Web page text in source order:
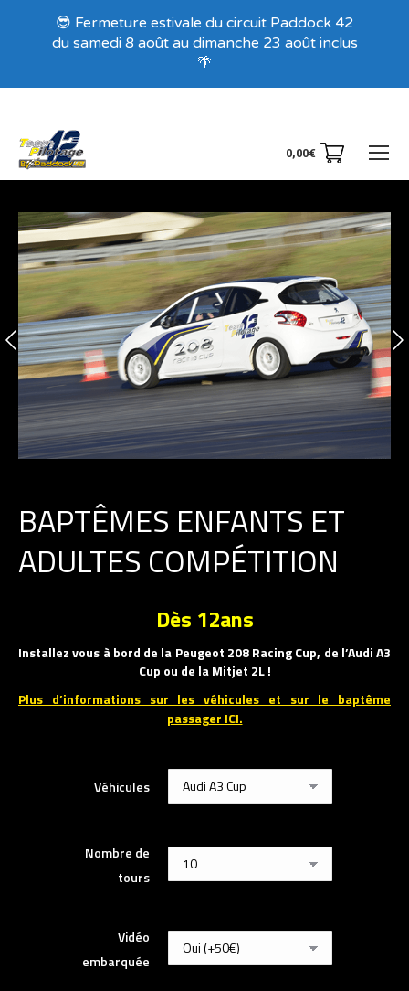
0,00€
BAPTÊMES ENFANTS ET
ADULTES COMPÉTITION
Dès 12ans
Installez vous à bord de la Peugeot 208 Racing Cup, de l’Audi A3
Cup ou de la Mitjet 2L !
Plus d’informations sur les véhicules et sur le baptême
passager ICI.
Véhicules
Nombre de
tours
Vidéo
embarquée
Recevez nos offres exclusives !
😎 Fermeture estivale du circuit Paddock 42
du samedi 8 août au dimanche 23 août inclus
🌴